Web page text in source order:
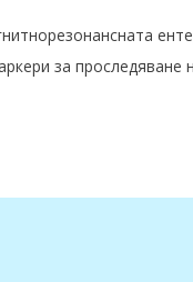
за проследяване